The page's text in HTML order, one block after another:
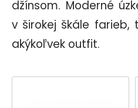
džínsom. Moderné
v širokej škále
akýkoľvek outfit.